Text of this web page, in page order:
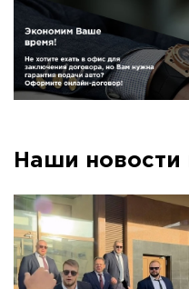
Наши новости